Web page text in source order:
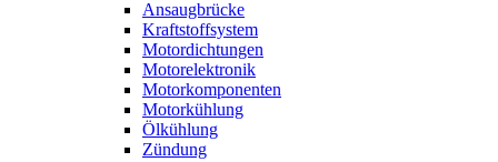
Ansaugbrücke
Kraftstoffsystem
Motordichtungen
Motorelektronik
Motorkomponenten
Motorkühlung
Ölkühlung
Zündung